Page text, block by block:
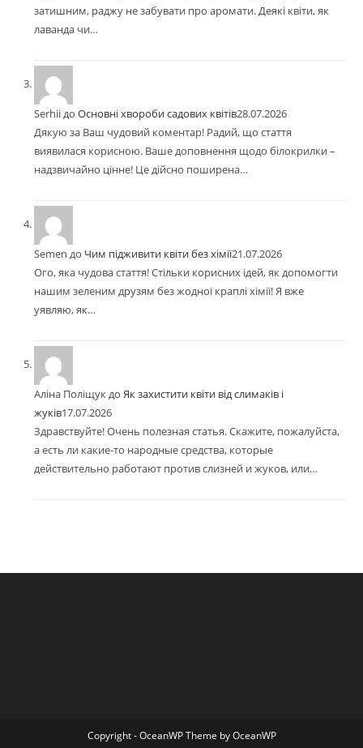
затишним, раджу не забувати про аромати. Деякі квіти, як
лаванда чи…
SerhiiдоОсновні хвороби садових квітів28.07.2026
Дякую за Ваш чудовий коментар! Радий, що стаття
виявилася корисною. Ваше доповнення щодо білокрилки –
надзвичайно цінне! Це дійсно поширена…
Semen до Чим підживити квіти без хімії21.07.2026
Ого, яка чудова стаття! Стільки корисних ідей, як допомогти
нашим зеленим друзям без жодної краплі хімії! Я вже
уявляю, як…
Аліна ПоліщукдоЯк захистити квіти від слимаків і
жуків17.07.2026
Здравствуйте! Очень полезная статья. Скажите, пожалуйста,
а есть ли какие-то народные средства, которые
действительно работают против слизней и жуков, или…
Copyright - OceanWP Theme by OceanWP